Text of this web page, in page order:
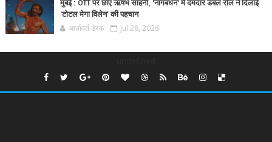
मुंबई : OTT पर छाए ऋषभ साहनी, 'नागबंधन' में दमदार डबल रोल ने दिलाई
'टोटल मेगा विलेन' की पहचान
आर्यावर्त डेस्क Jul 28, 2026